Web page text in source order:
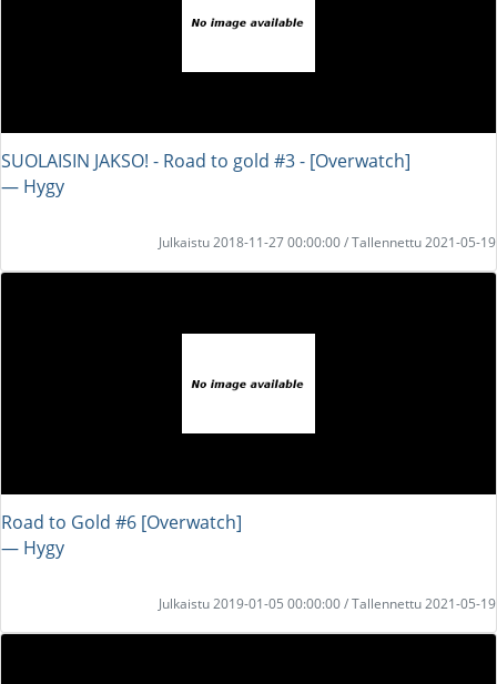
SUOLAISIN JAKSO! - Road to gold #3 - [Overwatch]
― Hygy
Julkaistu 2018-11-27 00:00:00 / Tallennettu 2021-05-19
Road to Gold #6 [Overwatch]
― Hygy
Julkaistu 2019-01-05 00:00:00 / Tallennettu 2021-05-19